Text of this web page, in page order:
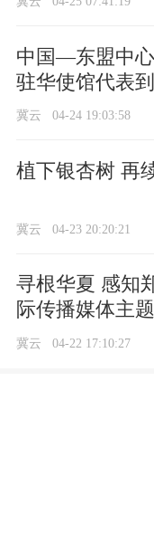
中国—东盟中
驻华使馆代表
访问
冀云 04-24 19:03:58
植下
冀云 04-23 20:20:21
寻根华夏 感知
际传播媒体主
河南举行
冀云 04-22 17:10:27